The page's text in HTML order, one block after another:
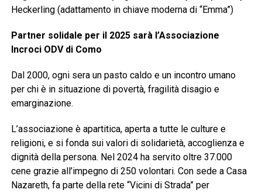
Heckerling (adattamento in chiave moderna di “Emma”)
Partner solidale per il 2025 sarà l’Associazione
Incroci ODV di Como
Dal 2000, ogni sera un pasto caldo e un incontro umano
per chi è in situazione di povertà, fragilità disagio e
emarginazione.
L’associazione è apartitica, aperta a tutte le culture e
religioni, e si fonda sui valori di solidarietà, accoglienza e
dignità della persona. Nel 2024 ha servito oltre 37.000
cene grazie all’impegno di 250 volontari. Con sede a Casa
Nazareth, fa parte della rete “Vicini di Strada” per